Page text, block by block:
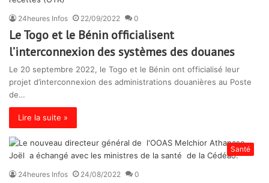
24heures Infos 22/09/2022 0
Le Togo et le Bénin officialisent
l’interconnexion des systèmes des douanes
Le 20 septembre 2022, le Togo et le Bénin ont officialisé leur
projet d’interconnexion des administrations douanières au Poste
de…
Lire la suite »
Santé
24heures Infos 24/08/2022 0